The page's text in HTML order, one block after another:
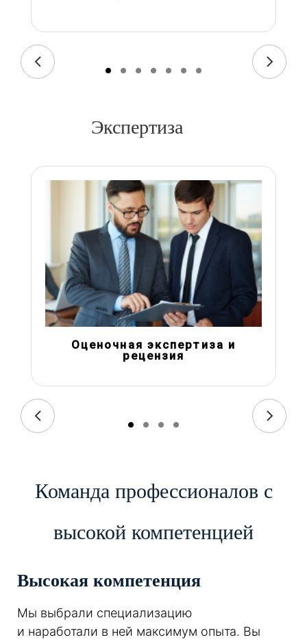
Экспертиза
Оценочная экспертиза и
рецензия
Команда профессионалов с
высокой компетенцией
Высокая компетенция
Мы выбрали специализацию
и наработали в ней максимум опыта. Вы